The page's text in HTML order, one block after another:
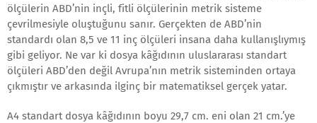
ölçülerin ABD’nin inçli, fitli ölçülerinin metrik sisteme
çevrilmesiyle oluştuğunu sanır. Gerçekten de ABD’nin
standardı olan 8,5 ve 11 inç ölçüleri insana daha kullanışlıymış
gibi geliyor. Ne var ki dosya kâğıdının uluslararası standart
ölçüleri ABD’den değil Avrupa’nın metrik sisteminden ortaya
çıkmıştır ve arkasında ilginç bir matematiksel gerçek yatar.
A4 standart dosya kâğıdının boyu 29,7 cm. eni olan 21 cm.’ye